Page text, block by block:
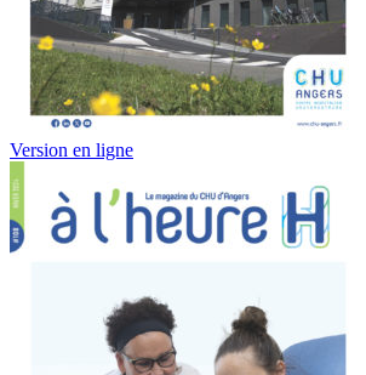
Version en ligne